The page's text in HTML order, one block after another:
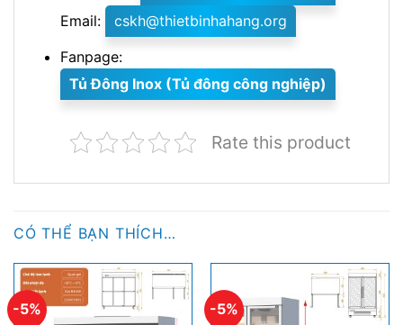
Email:
cskh@thietbinhahang.org
Fanpage:
Tủ Đông Inox (Tủ đông công nghiệp)
Rate this product
CÓ THỂ BẠN THÍCH…
-5% -5%